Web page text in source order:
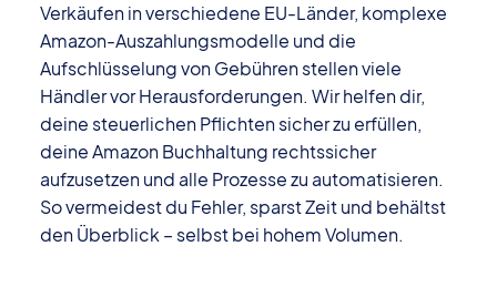
Verkäufen in verschiedene EU-Länder, komplexe
Amazon-Auszahlungsmodelle und die
Aufschlüsselung von Gebühren stellen viele
Händler vor Herausforderungen. Wir helfen dir,
deine steuerlichen Pflichten sicher zu erfüllen,
deine Amazon Buchhaltung rechtssicher
aufzusetzen und alle Prozesse zu automatisieren.
So vermeidest du Fehler, sparst Zeit und behältst
den Überblick – selbst bei hohem Volumen.